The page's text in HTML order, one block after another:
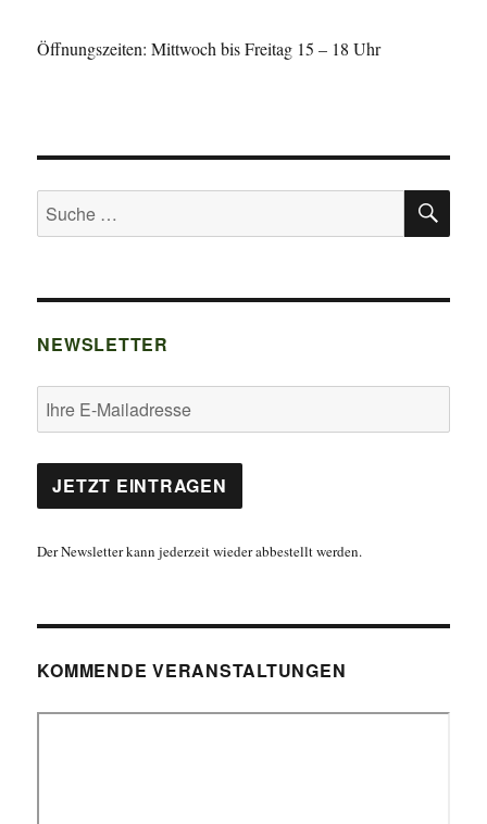
Öffnungszeiten: Mittwoch bis Freitag 15 – 18 Uhr
Suche
nach:
NEWSLETTER
Der Newsletter kann jederzeit wieder abbestellt werden.
KOMMENDE VERANSTALTUNGEN